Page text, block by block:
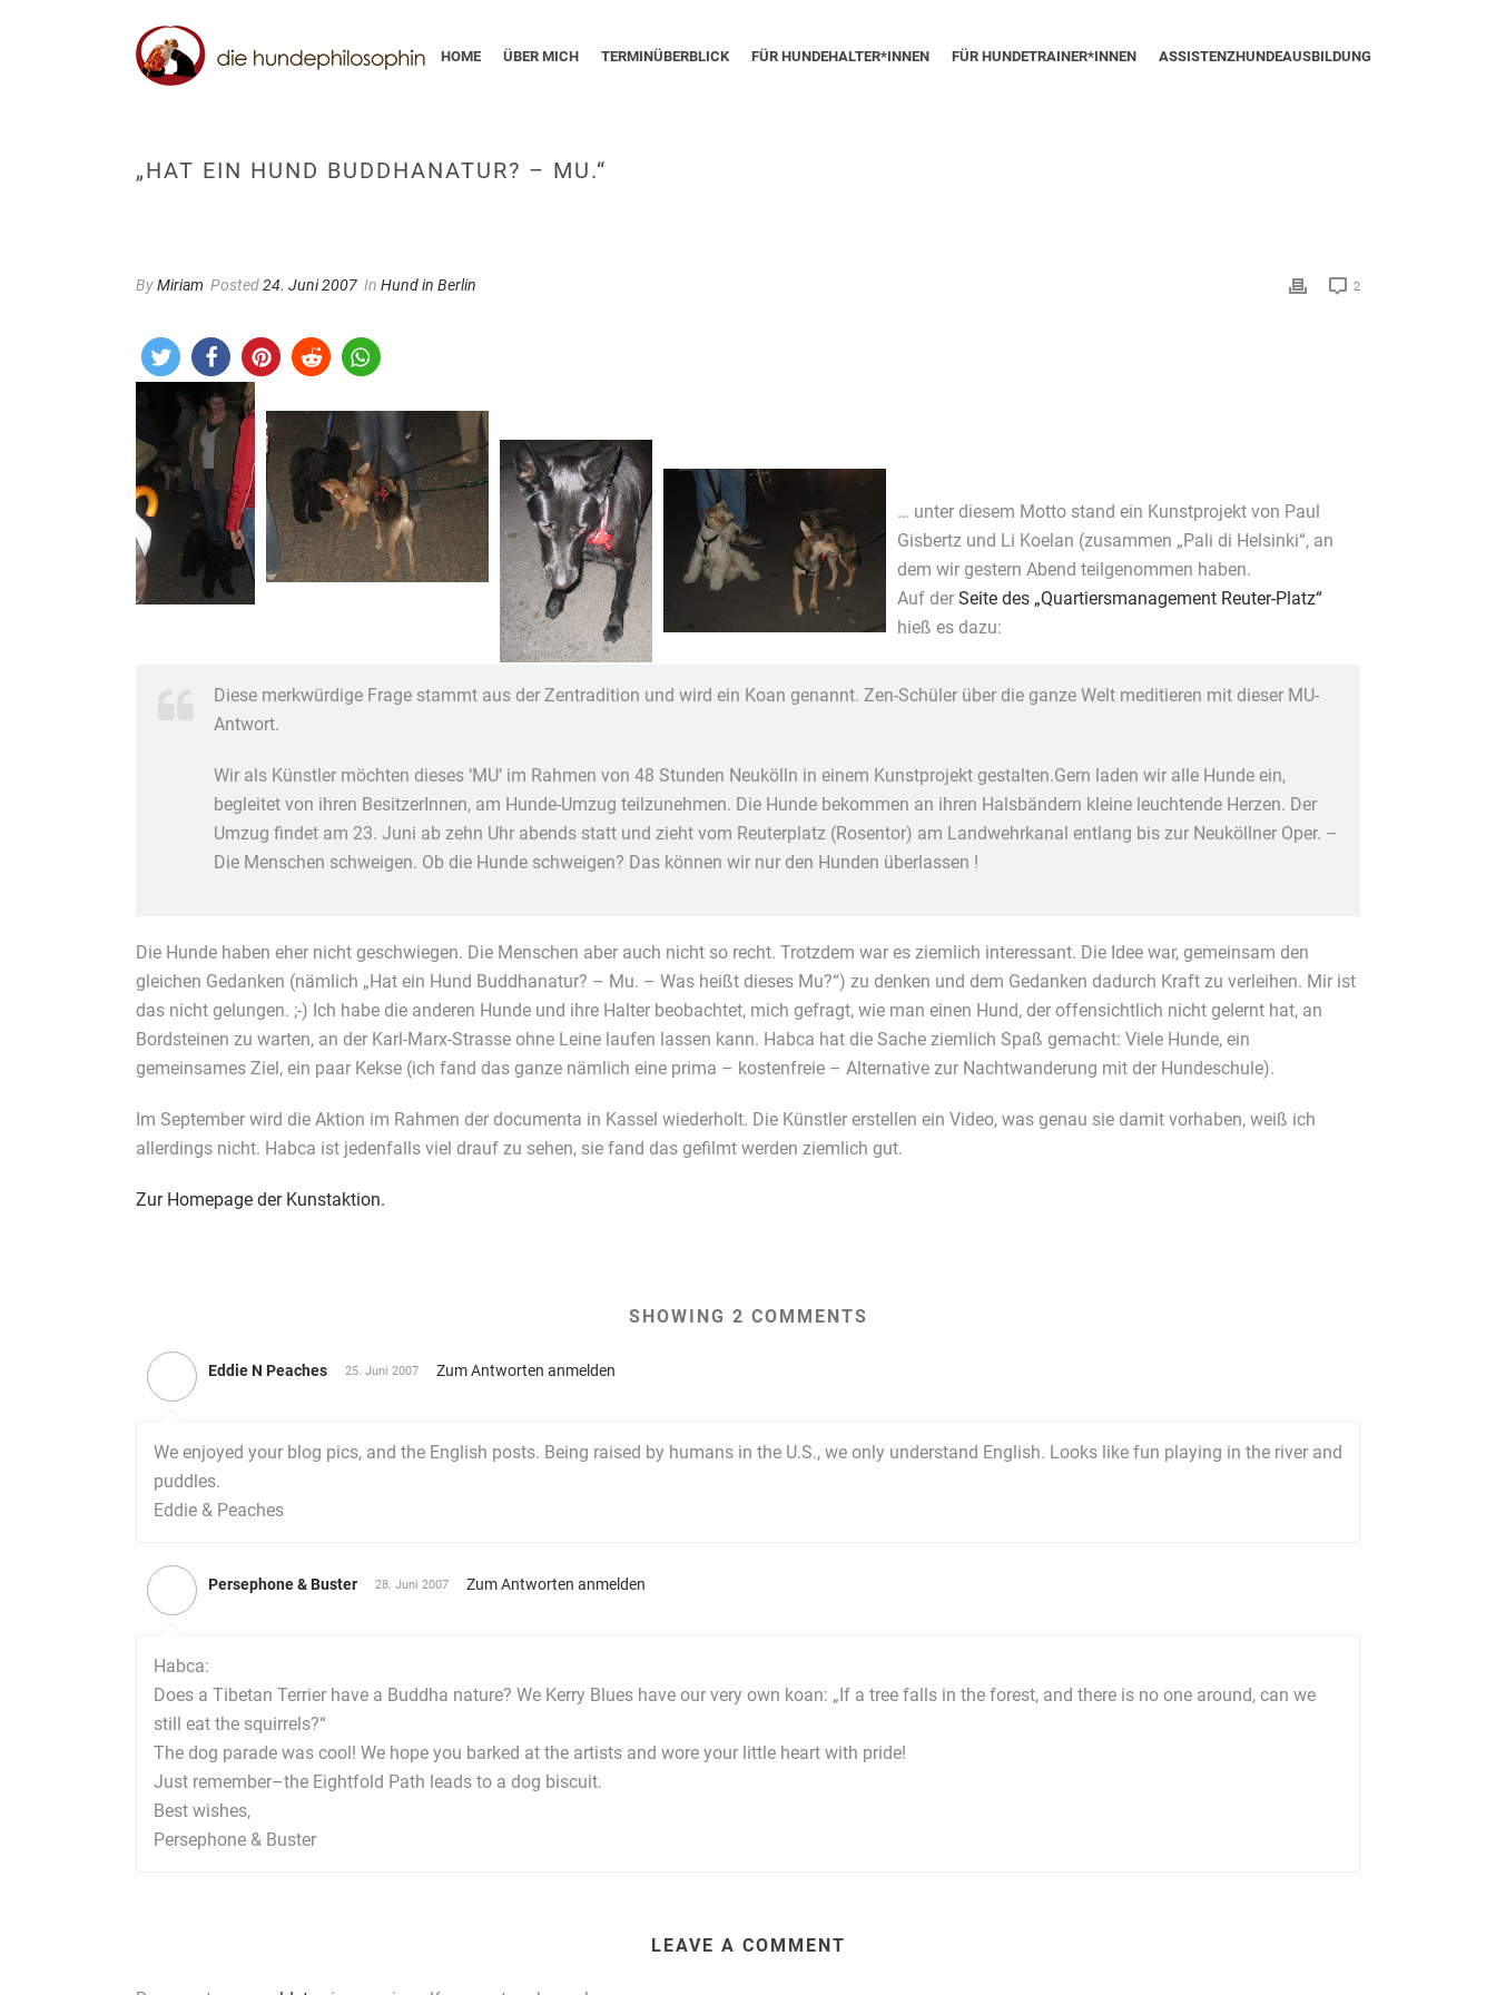
HOME ÜBER MICH TERMINÜBERBLICK FÜR HUNDEHALTER*INNEN FÜR HUNDETRAINER*INNEN ASSISTENZHUNDEAUSBILDUNG
„HAT EIN HUND BUDDHANATUR? – MU.“
ByMiriam Posted24. Juni 2007 In Hund in Berlin 2
… unter diesem Motto stand ein Kunstprojekt von Paul
Gisbertz und Li Koelan (zusammen „Pali di Helsinki“, an
dem wir gestern Abend teilgenommen haben.
Auf der Seite des „Quartiersmanagement Reuter-Platz“
hieß es dazu:
Diese merkwürdige Frage stammt aus der Zentradition und wird ein Koan genannt. Zen-Schüler über die ganze Welt meditieren mit dieser MU-
Antwort.
Wir als Künstler möchten dieses ‘MU’ im Rahmen von 48 Stunden Neukölln in einem Kunstprojekt gestalten.Gern laden wir alle Hunde ein,
begleitet von ihren BesitzerInnen, am Hunde-Umzug teilzunehmen. Die Hunde bekommen an ihren Halsbändern kleine leuchtende Herzen. Der
Umzug findet am 23. Juni ab zehn Uhr abends statt und zieht vom Reuterplatz (Rosentor) am Landwehrkanal entlang bis zur Neuköllner Oper. –
Die Menschen schweigen. Ob die Hunde schweigen? Das können wir nur den Hunden überlassen !
Die Hunde haben eher nicht geschwiegen. Die Menschen aber auch nicht so recht. Trotzdem war es ziemlich interessant. Die Idee war, gemeinsam den
gleichen Gedanken (nämlich „Hat ein Hund Buddhanatur? – Mu. – Was heißt dieses Mu?“) zu denken und dem Gedanken dadurch Kraft zu verleihen. Mir ist
das nicht gelungen. ;-) Ich habe die anderen Hunde und ihre Halter beobachtet, mich gefragt, wie man einen Hund, der offensichtlich nicht gelernt hat, an
Bordsteinen zu warten, an der Karl-Marx-Strasse ohne Leine laufen lassen kann. Habca hat die Sache ziemlich Spaß gemacht: Viele Hunde, ein
gemeinsames Ziel, ein paar Kekse (ich fand das ganze nämlich eine prima – kostenfreie – Alternative zur Nachtwanderung mit der Hundeschule).
Im September wird die Aktion im Rahmen der documenta in Kassel wiederholt. Die Künstler erstellen ein Video, was genau sie damit vorhaben, weiß ich
allerdings nicht. Habca ist jedenfalls viel drauf zu sehen, sie fand das gefilmt werden ziemlich gut.
Zur Homepage der Kunstaktion.
SHOWING 2 COMMENTS
Eddie N Peaches 25. Juni 2007 Zum Antworten anmelden
We enjoyed your blog pics, and the English posts. Being raised by humans in the U.S., we only understand English. Looks like fun playing in the river and
puddles.
Eddie & Peaches
Persephone & Buster 28. Juni 2007 Zum Antworten anmelden
Habca:
Does a Tibetan Terrier have a Buddha nature? We Kerry Blues have our very own koan: „If a tree falls in the forest, and there is no one around, can we
still eat the squirrels?“
The dog parade was cool! We hope you barked at the artists and wore your little heart with pride!
Just remember–the Eightfold Path leads to a dog biscuit.
Best wishes,
Persephone & Buster
LEAVE A COMMENT